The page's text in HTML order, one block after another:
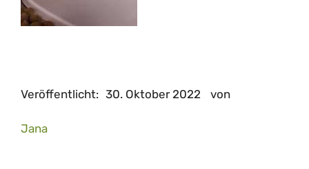
Veröffentlicht: 30. Oktober 2022 von
Jana